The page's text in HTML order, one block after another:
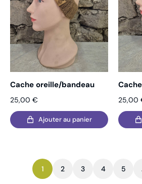
Cache oreille/bandeau
25,00 €
Ajouter au panier
25,00
1 2 3 4 5